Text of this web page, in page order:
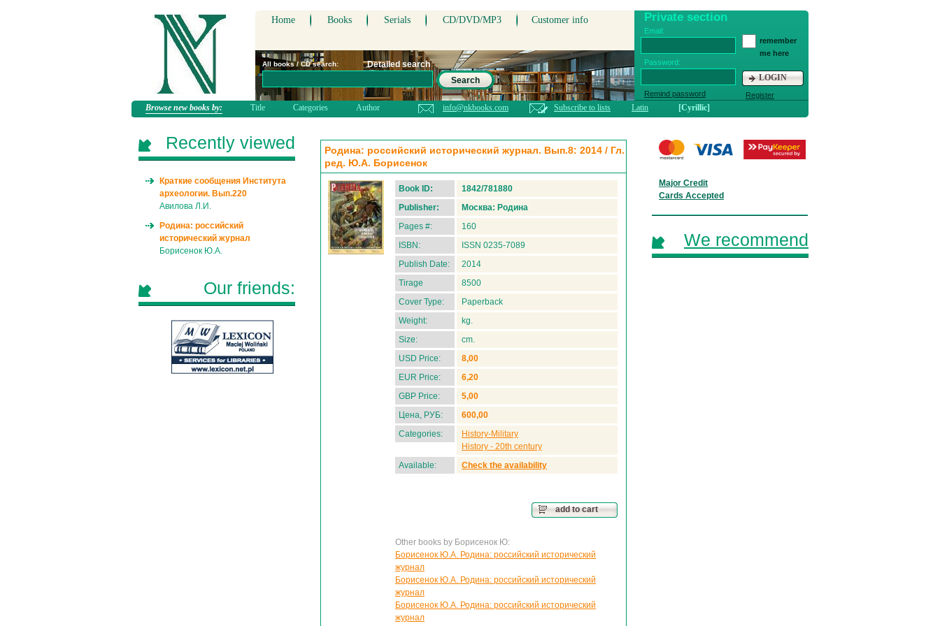
Home Books Serials CD/DVD/MP3 Customer info Private section
Email:
Password:
Remind password
remember
me here
LOGIN
Register
All books / CD search:
Detailed search
Search
Browse new books by: Title Categories Author info@nkbooks.com Subscribe to lists Latin [Cyrillic]
Родина: российский исторический журнал. Вып.8: 2014 / Гл.
ред. Ю.А. Борисенок
Book ID:
1842/781880
Publisher:
Москва: Родина
Pages #:
160
ISBN:
ISSN 0235-7089
Publish Date:
2014
Tirage
8500
Cover Type:
Paperback
Weight:
kg.
Size:
cm.
USD Price:
8,00
EUR Price:
6,20
GBP Price:
5,00
Цена, РУБ:
600,00
Categories:
History-Military
History - 20th century
Available:
Check the availability
add to cart
Other books by Борисенок Ю:
Борисенок Ю.А. Родина: российский исторический
журнал
Борисенок Ю.А. Родина: российский исторический
журнал
Борисенок Ю.А. Родина: российский исторический
журнал
Recently viewed
Краткие сообщения Института
археологии. Вып.220
Авилова Л.И.
Родина: российский
исторический журнал
Борисенок Ю.А.
Our friends:
Major Credit
Cards Accepted
We recommend